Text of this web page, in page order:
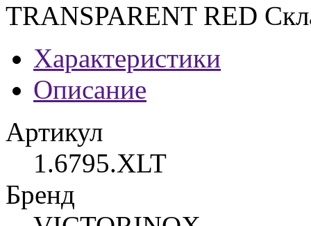
TRANSPARENT RED
Характеристики
Описание
Артикул
1.6795.XLT
Бренд